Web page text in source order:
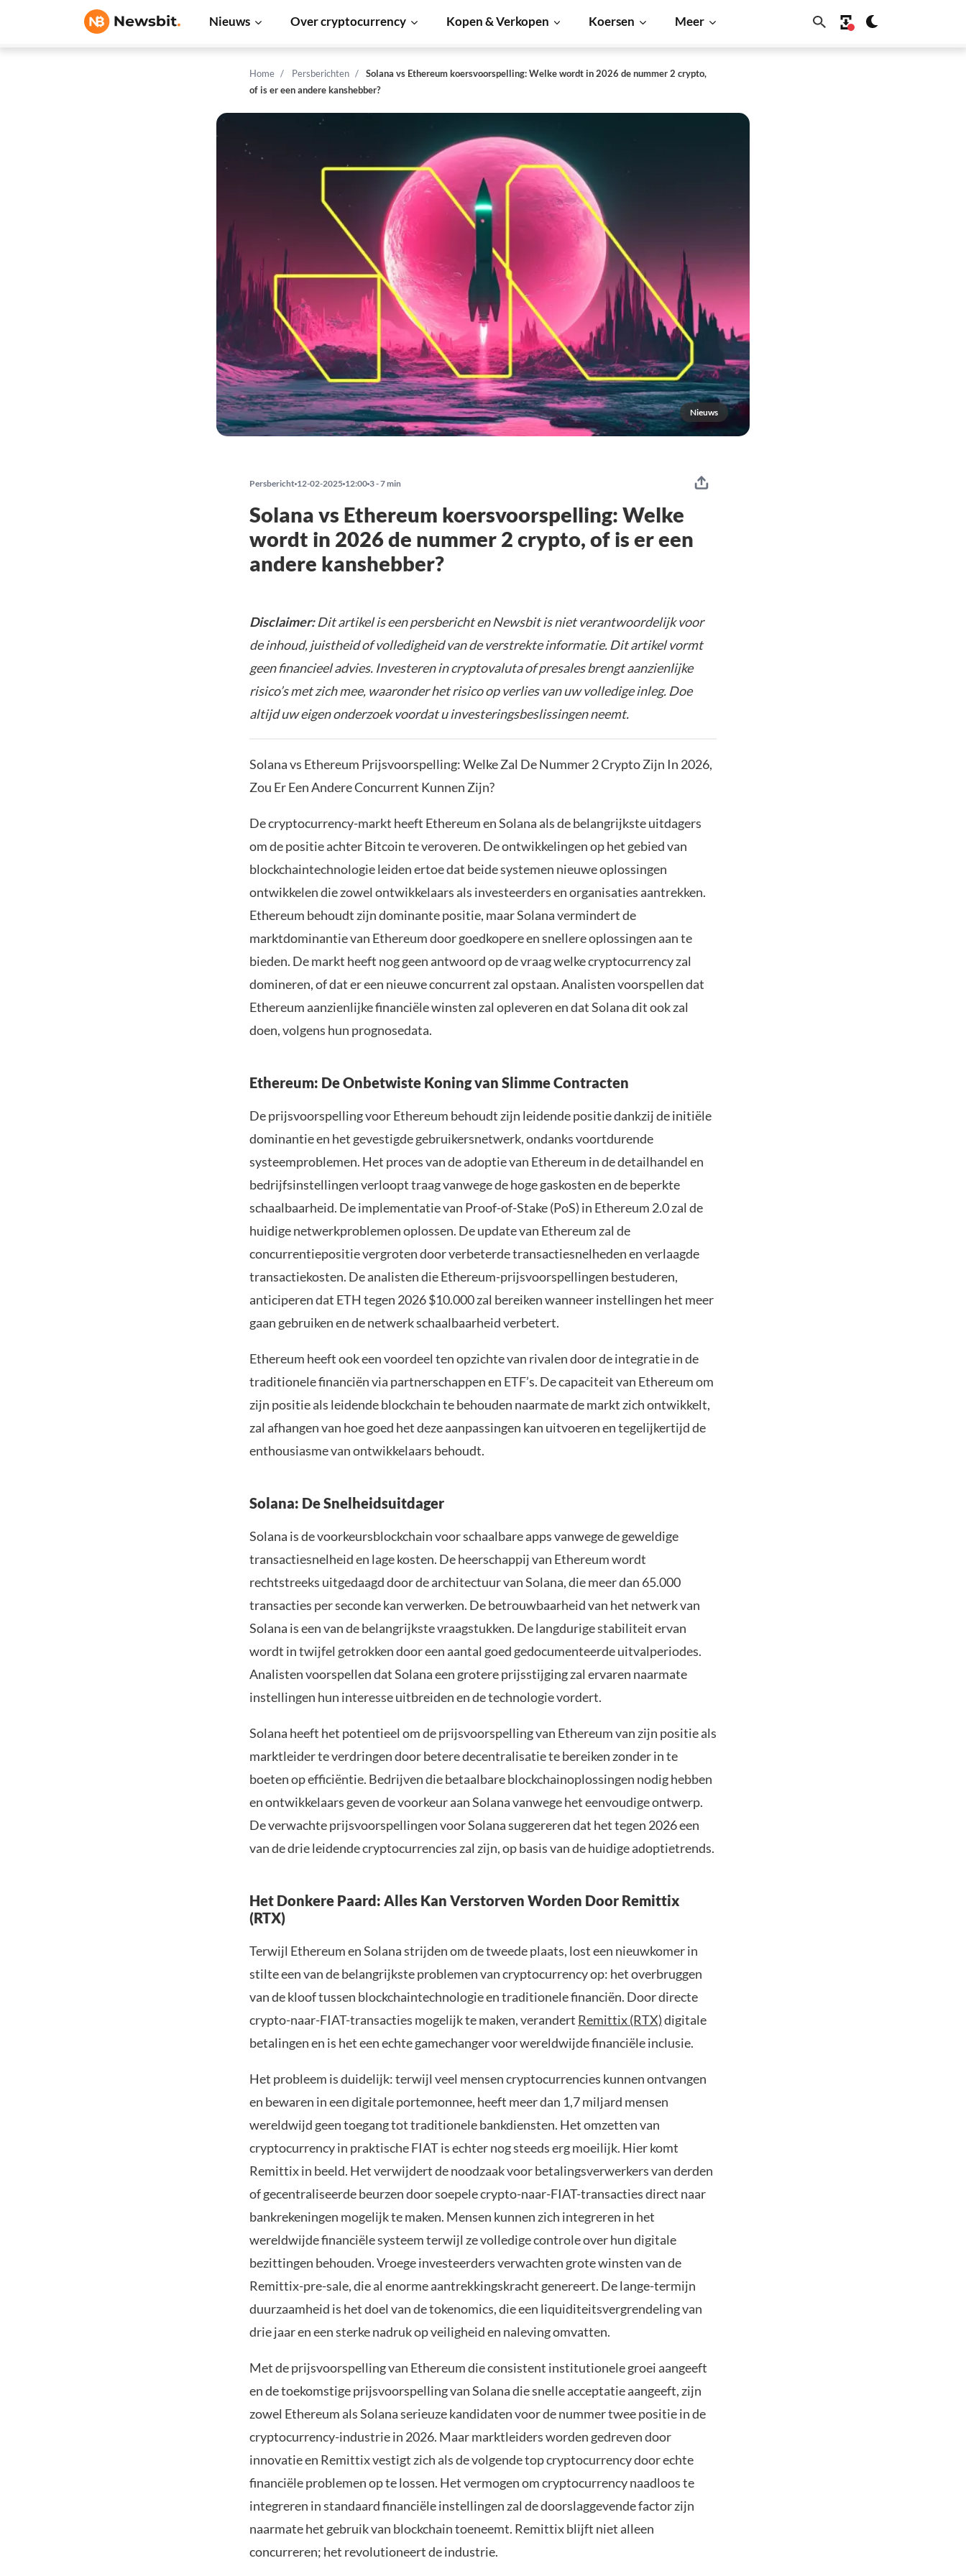
Nieuws Over cryptocurrency Kopen & Verkopen Koersen Meer
Home Persberichten
Solana vs Ethereum koersvoorspelling: Welke wordt in 2026 de nummer 2 crypto,
of is er een andere kanshebber?
Nieuws
Persbericht 12-02-2025 12:00 3 - 7 min
Solana vs Ethereum koersvoorspelling: Welke
wordt in 2026 de nummer 2 crypto, of is er een
andere kanshebber?
Disclaimer:Dit artikel is een persbericht en Newsbit is niet verantwoordelijk voor
de inhoud, juistheid of volledigheid van de verstrekte informatie. Dit artikel vormt
geen financieel advies. Investeren in cryptovaluta of presales brengt aanzienlijke
risico’s met zich mee, waaronder het risico op verlies van uw volledige inleg. Doe
altijd uw eigen onderzoek voordat u investeringsbeslissingen neemt.
Solana vs Ethereum Prijsvoorspelling: Welke Zal De Nummer 2 Crypto Zijn In 2026,
Zou Er Een Andere Concurrent Kunnen Zijn?
De cryptocurrency-markt heeft Ethereum en Solana als de belangrijkste uitdagers
om de positie achter Bitcoin te veroveren. De ontwikkelingen op het gebied van
blockchaintechnologie leiden ertoe dat beide systemen nieuwe oplossingen
ontwikkelen die zowel ontwikkelaars als investeerders en organisaties aantrekken.
Ethereum behoudt zijn dominante positie, maar Solana vermindert de
marktdominantie van Ethereum door goedkopere en snellere oplossingen aan te
bieden. De markt heeft nog geen antwoord op de vraag welke cryptocurrency zal
domineren, of dat er een nieuwe concurrent zal opstaan. Analisten voorspellen dat
Ethereum aanzienlijke financiële winsten zal opleveren en dat Solana dit ook zal
doen, volgens hun prognosedata.
Ethereum: De Onbetwiste Koning van Slimme Contracten
De prijsvoorspelling voor Ethereum behoudt zijn leidende positie dankzij de initiële
dominantie en het gevestigde gebruikersnetwerk, ondanks voortdurende
systeemproblemen. Het proces van de adoptie van Ethereum in de detailhandel en
bedrijfsinstellingen verloopt traag vanwege de hoge gaskosten en de beperkte
schaalbaarheid. De implementatie van Proof-of-Stake (PoS) in Ethereum 2.0 zal de
huidige netwerkproblemen oplossen. De update van Ethereum zal de
concurrentiepositie vergroten door verbeterde transactiesnelheden en verlaagde
transactiekosten. De analisten die Ethereum-prijsvoorspellingen bestuderen,
anticiperen dat ETH tegen 2026 $10.000 zal bereiken wanneer instellingen het meer
gaan gebruiken en de netwerk schaalbaarheid verbetert.
Ethereum heeft ook een voordeel ten opzichte van rivalen door de integratie in de
traditionele financiën via partnerschappen en ETF’s. De capaciteit van Ethereum om
zijn positie als leidende blockchain te behouden naarmate de markt zich ontwikkelt,
zal afhangen van hoe goed het deze aanpassingen kan uitvoeren en tegelijkertijd de
enthousiasme van ontwikkelaars behoudt.
Solana: De Snelheidsuitdager
Solana is de voorkeursblockchain voor schaalbare apps vanwege de geweldige
transactiesnelheid en lage kosten. De heerschappij van Ethereum wordt
rechtstreeks uitgedaagd door de architectuur van Solana, die meer dan 65.000
transacties per seconde kan verwerken. De betrouwbaarheid van het netwerk van
Solana is een van de belangrijkste vraagstukken. De langdurige stabiliteit ervan
wordt in twijfel getrokken door een aantal goed gedocumenteerde uitvalperiodes.
Analisten voorspellen dat Solana een grotere prijsstijging zal ervaren naarmate
instellingen hun interesse uitbreiden en de technologie vordert.
Solana heeft het potentieel om de prijsvoorspelling van Ethereum van zijn positie als
marktleider te verdringen door betere decentralisatie te bereiken zonder in te
boeten op efficiëntie. Bedrijven die betaalbare blockchainoplossingen nodig hebben
en ontwikkelaars geven de voorkeur aan Solana vanwege het eenvoudige ontwerp.
De verwachte prijsvoorspellingen voor Solana suggereren dat het tegen 2026 een
van de drie leidende cryptocurrencies zal zijn, op basis van de huidige adoptietrends.
Het Donkere Paard: Alles Kan Verstorven Worden Door Remittix
(RTX)
Terwijl Ethereum en Solana strijden om de tweede plaats, lost een nieuwkomer in
stilte een van de belangrijkste problemen van cryptocurrency op: het overbruggen
van de kloof tussen blockchaintechnologie en traditionele financiën. Door directe
crypto-naar-FIAT-transacties mogelijk te maken, verandert Remittix (RTX)digitale
betalingen en is het een echte gamechanger voor wereldwijde financiële inclusie.
Het probleem is duidelijk: terwijl veel mensen cryptocurrencies kunnen ontvangen
en bewaren in een digitale portemonnee, heeft meer dan 1,7 miljard mensen
wereldwijd geen toegang tot traditionele bankdiensten. Het omzetten van
cryptocurrency in praktische FIAT is echter nog steeds erg moeilijk. Hier komt
Remittix in beeld. Het verwijdert de noodzaak voor betalingsverwerkers van derden
of gecentraliseerde beurzen door soepele crypto-naar-FIAT-transacties direct naar
bankrekeningen mogelijk te maken. Mensen kunnen zich integreren in het
wereldwijde financiële systeem terwijl ze volledige controle over hun digitale
bezittingen behouden. Vroege investeerders verwachten grote winsten van de
Remittix-pre-sale, die al enorme aantrekkingskracht genereert. De lange-termijn
duurzaamheid is het doel van de tokenomics, die een liquiditeitsvergrendeling van
drie jaar en een sterke nadruk op veiligheid en naleving omvatten.
Met de prijsvoorspelling van Ethereum die consistent institutionele groei aangeeft
en de toekomstige prijsvoorspelling van Solana die snelle acceptatie aangeeft, zijn
zowel Ethereum als Solana serieuze kandidaten voor de nummer twee positie in de
cryptocurrency-industrie in 2026. Maar marktleiders worden gedreven door
innovatie en Remittix vestigt zich als de volgende top cryptocurrency door echte
financiële problemen op te lossen. Het vermogen om cryptocurrency naadloos te
integreren in standaard financiële instellingen zal de doorslaggevende factor zijn
naarmate het gebruik van blockchain toeneemt. Remittix blijft niet alleen
concurreren; het revolutioneert de industrie.